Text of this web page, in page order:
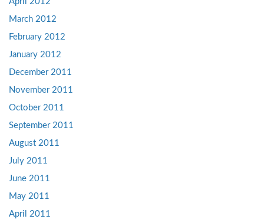
March 2012
February 2012
January 2012
December 2011
November 2011
October 2011
September 2011
August 2011
July 2011
June 2011
May 2011
April 2011